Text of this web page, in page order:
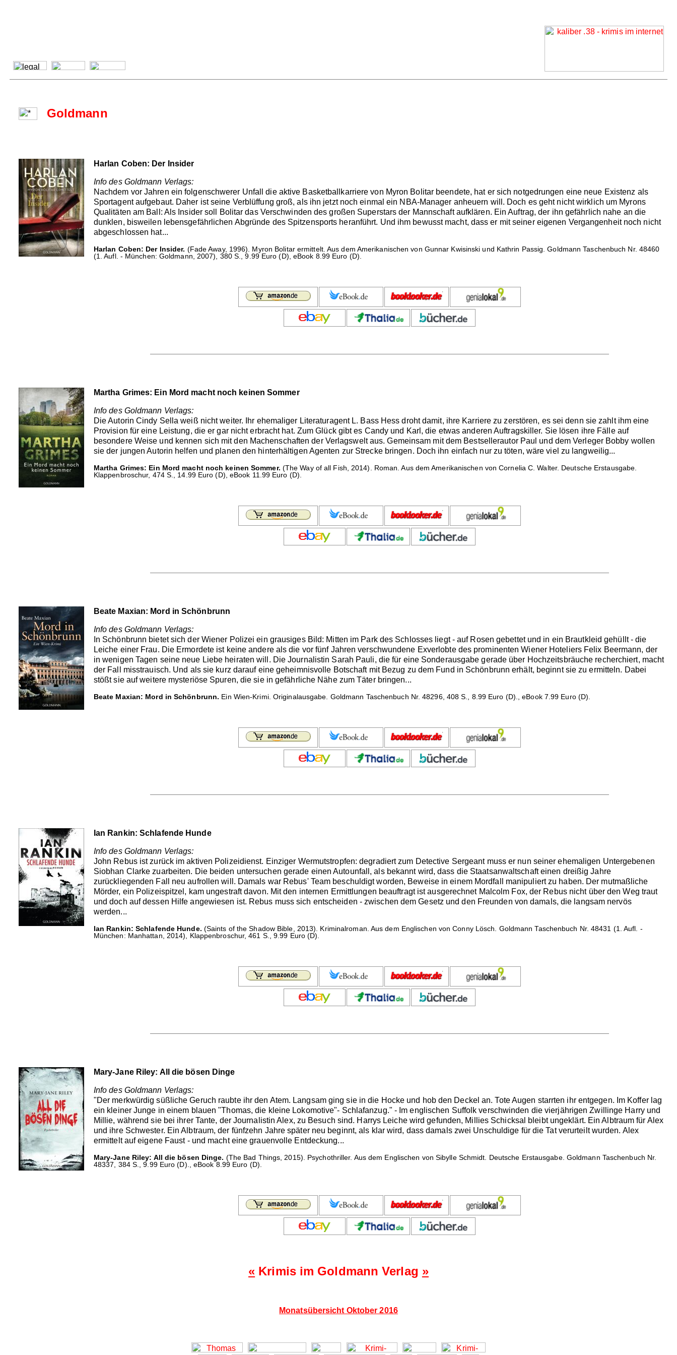
Goldmann
Harlan Coben: Der Insider
Info des Goldmann Verlags:
Nachdem vor Jahren ein folgenschwerer Unfall die aktive Basketballkarriere von Myron Bolitar beendete, hat er sich notgedrungen eine neue Existenz als
Sportagent aufgebaut. Daher ist seine Verblüffung groß, als ihn jetzt noch einmal ein NBA-Manager anheuern will. Doch es geht nicht wirklich um Myrons
Qualitäten am Ball: Als Insider soll Bolitar das Verschwinden des großen Superstars der Mannschaft aufklären. Ein Auftrag, der ihn gefährlich nahe an die
dunklen, bisweilen lebensgefährlichen Abgründe des Spitzensports heranführt. Und ihm bewusst macht, dass er mit seiner eigenen Vergangenheit noch nicht
abgeschlossen hat...
Harlan Coben: Der Insider. (Fade Away, 1996). Myron Bolitar ermittelt. Aus dem Amerikanischen von Gunnar Kwisinski und Kathrin Passig. Goldmann Taschenbuch Nr. 48460
(1. Aufl. - München: Goldmann, 2007), 380 S., 9.99 Euro (D), eBook 8.99 Euro (D).
Martha Grimes: Ein Mord macht noch keinen Sommer
Info des Goldmann Verlags:
Die Autorin Cindy Sella weiß nicht weiter. Ihr ehemaliger Literaturagent L. Bass Hess droht damit, ihre Karriere zu zerstören, es sei denn sie zahlt ihm eine
Provision für eine Leistung, die er gar nicht erbracht hat. Zum Glück gibt es Candy und Karl, die etwas anderen Auftragskiller. Sie lösen ihre Fälle auf
besondere Weise und kennen sich mit den Machenschaften der Verlagswelt aus. Gemeinsam mit dem Bestsellerautor Paul und dem Verleger Bobby wollen
sie der jungen Autorin helfen und planen den hinterhältigen Agenten zur Strecke bringen. Doch ihn einfach nur zu töten, wäre viel zu langweilig...
Martha Grimes: Ein Mord macht noch keinen Sommer. (The Way of all Fish, 2014). Roman. Aus dem Amerikanischen von Cornelia C. Walter. Deutsche Erstausgabe.
Klappenbroschur, 474 S., 14.99 Euro (D), eBook 11.99 Euro (D).
Beate Maxian: Mord in Schönbrunn
Info des Goldmann Verlags:
In Schönbrunn bietet sich der Wiener Polizei ein grausiges Bild: Mitten im Park des Schlosses liegt - auf Rosen gebettet und in ein Brautkleid gehüllt - die
Leiche einer Frau. Die Ermordete ist keine andere als die vor fünf Jahren verschwundene Exverlobte des prominenten Wiener Hoteliers Felix Beermann, der
in wenigen Tagen seine neue Liebe heiraten will. Die Journalistin Sarah Pauli, die für eine Sonderausgabe gerade über Hochzeitsbräuche recherchiert, macht
der Fall misstrauisch. Und als sie kurz darauf eine geheimnisvolle Botschaft mit Bezug zu dem Fund in Schönbrunn erhält, beginnt sie zu ermitteln. Dabei
stößt sie auf weitere mysteriöse Spuren, die sie in gefährliche Nähe zum Täter bringen...
Beate Maxian: Mord in Schönbrunn. Ein Wien-Krimi. Originalausgabe. Goldmann Taschenbuch Nr. 48296, 408 S., 8.99 Euro (D)., eBook 7.99 Euro (D).
Ian Rankin: Schlafende Hunde
Info des Goldmann Verlags:
John Rebus ist zurück im aktiven Polizeidienst. Einziger Wermutstropfen: degradiert zum Detective Sergeant muss er nun seiner ehemaligen Untergebenen
Siobhan Clarke zuarbeiten. Die beiden untersuchen gerade einen Autounfall, als bekannt wird, dass die Staatsanwaltschaft einen dreißig Jahre
zurückliegenden Fall neu aufrollen will. Damals war Rebus' Team beschuldigt worden, Beweise in einem Mordfall manipuliert zu haben. Der mutmaßliche
Mörder, ein Polizeispitzel, kam ungestraft davon. Mit den internen Ermittlungen beauftragt ist ausgerechnet Malcolm Fox, der Rebus nicht über den Weg traut
und doch auf dessen Hilfe angewiesen ist. Rebus muss sich entscheiden - zwischen dem Gesetz und den Freunden von damals, die langsam nervös
werden...
Ian Rankin: Schlafende Hunde. (Saints of the Shadow Bible, 2013). Kriminalroman. Aus dem Englischen von Conny Lösch. Goldmann Taschenbuch Nr. 48431 (1. Aufl. -
München: Manhattan, 2014), Klappenbroschur, 461 S., 9.99 Euro (D).
Mary-Jane Riley: All die bösen Dinge
Info des Goldmann Verlags:
"Der merkwürdig süßliche Geruch raubte ihr den Atem. Langsam ging sie in die Hocke und hob den Deckel an. Tote Augen starrten ihr entgegen. Im Koffer lag
ein kleiner Junge in einem blauen "Thomas, die kleine Lokomotive"- Schlafanzug." - Im englischen Suffolk verschwinden die vierjährigen Zwillinge Harry und
Millie, während sie bei ihrer Tante, der Journalistin Alex, zu Besuch sind. Harrys Leiche wird gefunden, Millies Schicksal bleibt ungeklärt. Ein Albtraum für Alex
und ihre Schwester. Ein Albtraum, der fünfzehn Jahre später neu beginnt, als klar wird, dass damals zwei Unschuldige für die Tat verurteilt wurden. Alex
ermittelt auf eigene Faust - und macht eine grauenvolle Entdeckung...
Mary-Jane Riley: All die bösen Dinge. (The Bad Things, 2015). Psychothriller. Aus dem Englischen von Sibylle Schmidt. Deutsche Erstausgabe. Goldmann Taschenbuch Nr.
48337, 384 S., 9.99 Euro (D)., eBook 8.99 Euro (D).
« Krimis im Goldmann Verlag »
Monatsübersicht Oktober 2016